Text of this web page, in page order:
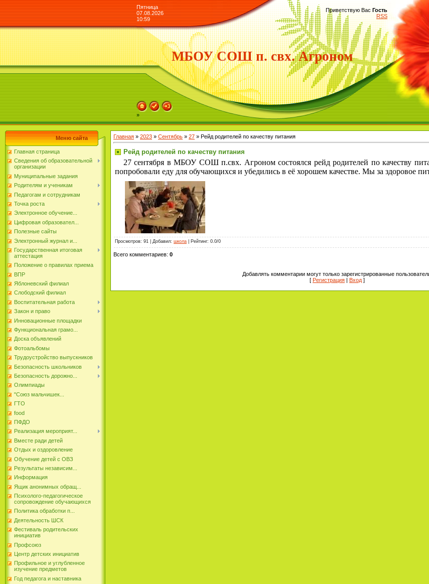
Пятница
07.08.2026
10:59
Приветствую Вас Гость
RSS
МБОУ СОШ п. свх. Агроном
»
Меню сайта
Главная страница
Сведения об образовательной
организации
Муниципальные задания
Родителям и ученикам
Педагогам и сотрудникам
Точка роста
Электронное обучение...
Цифровая образовател...
Полезные сайты
Электронный журнал и...
Государственная итоговая
аттестация
Положение о правилах приема
ВПР
Яблоневский филиал
Слободский филиал
Воспитательная работа
Закон и право
Инновационные площадки
Функциональная грамо...
Доска объявлений
Фотоальбомы
Трудоустройство выпускников
Безопасность школьников
Безопасность дорожно...
Олимпиады
"Союз мальчишек...
ГТО
food
ПФДО
Реализация мероприят...
Вместе ради детей
Отдых и оздоровление
Обучение детей с ОВЗ
Результаты независим...
Информация
Ящик анонимных обращ...
Психолого-педагогическое
сопровождение обучающихся
Политика обработки п...
Деятельность ШСК
Фестиваль родительских
инициатив
Профсоюз
Центр детских инициатив
Профильное и углубленное
изучение предметов
Год педагога и наставника
Главная » 2023 » Сентябрь » 27 » Рейд родителей по качеству питания
Рейд родителей по качеству питания
27 сентября в МБОУ СОШ п.свх. Агроном состоялся рейд родителей по качеству
попробовали еду для обучающихся и убедились в её хорошем качестве. Мы за здоровое
Просмотров: 91 Добавил: школа Рейтинг: 0.0/0
Всего комментариев: 0
Добавлять комментарии могут только зарегистрированные
[ Регистрация | Вход ]